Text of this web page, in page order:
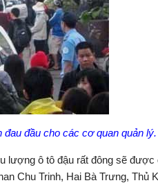
đầu cho các cơ quan quản lý.
lượng ô tô đậu rất đông sẽ được
Chu Trinh, Hai Bà Trưng, Thủ